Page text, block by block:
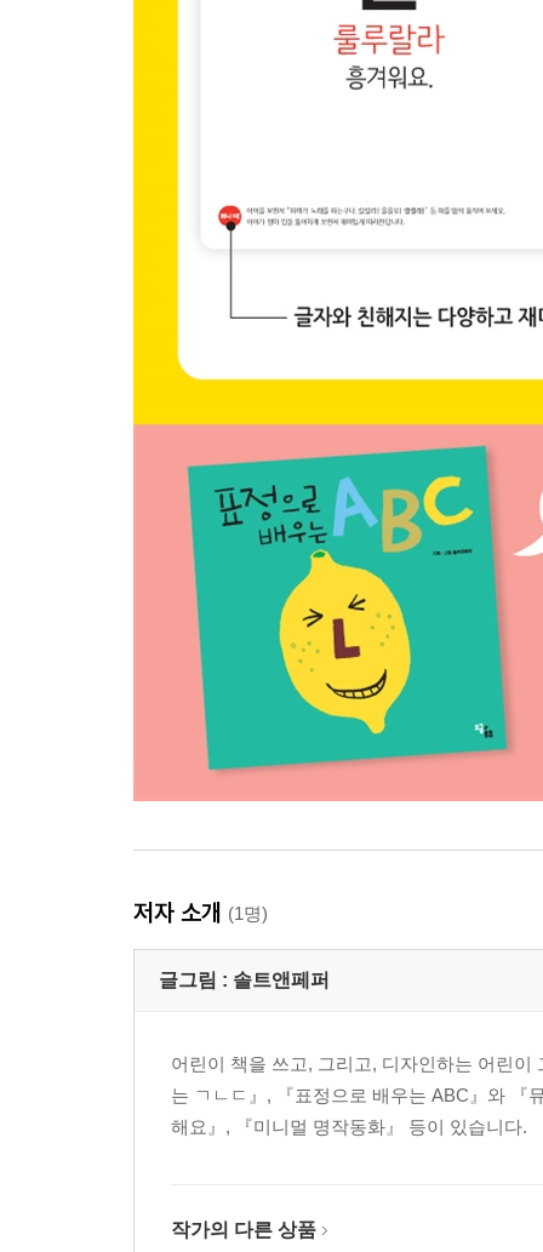
저자 소개 (1명)
글그림 : 솔트앤페퍼
어린이 책을 쓰고, 그리고, 디자인하는 어린
는 ㄱㄴㄷ』, 『표정으로 배우는 ABC』와 『
해요』, 『미니멀 명작동화』 등이 있습니다.
작가의 다른 상품